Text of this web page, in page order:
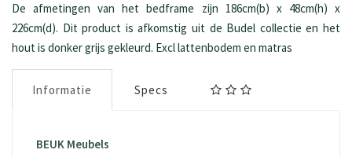
De afmetingen van het bedframe zijn 186cm(b) x 48cm(h) x
226cm(d). Dit product is afkomstig uit de Budel collectie en het
hout is donker grijs gekleurd. Excl lattenbodem en matras
Informatie Specs
BEUK Meubels